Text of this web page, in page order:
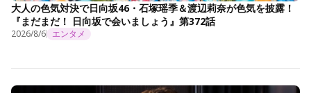
大人の色気対決で日向坂46・石塚瑶季＆渡辺莉奈が色気を披露！
『まだまだ！ 日向坂で会いましょう』第372話
2026/8/6 エンタメ